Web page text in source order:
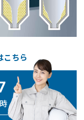
こちら